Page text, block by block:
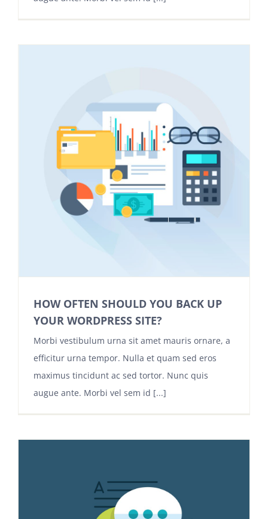
HOW OFTEN SHOULD YOU BACK UP
YOUR WORDPRESS SITE?
Morbi vestibulum urna sit amet mauris ornare, a
efficitur urna tempor. Nulla et quam sed eros
maximus tincidunt ac sed tortor. Nunc quis
augue ante. Morbi vel sem id [...]